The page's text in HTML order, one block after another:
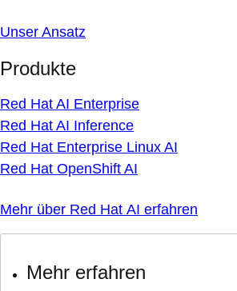
Unser Ansatz
Produkte
Red Hat AI Enterprise
Red Hat AI Inference
Red Hat Enterprise Linux AI
Red Hat OpenShift AI
Mehr über Red Hat AI erfahren
Mehr erfahren